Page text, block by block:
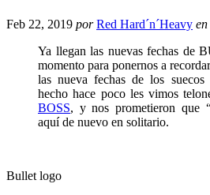
Feb 22, 2019 por Red Hard´n´Heavy en
Ya llegan las nuevas fechas de
momento para ponernos a
las nueva fechas de los
hecho hace poco les vimos
BOSS, y nos prometieron que
aquí de nuevo en solitario.
Bullet logo